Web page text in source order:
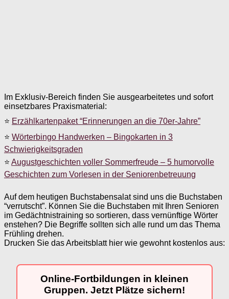
Im Exklusiv-Bereich finden Sie ausgearbeitetes und sofort
einsetzbares Praxismaterial:
⭐ Erzählkartenpaket “Erinnerungen an die 70er-Jahre”
⭐ Wörterbingo Handwerken – Bingokarten in 3
Schwierigkeitsgraden
⭐ Augustgeschichten voller Sommerfreude – 5 humorvolle
Geschichten zum Vorlesen in der Seniorenbetreuung
Auf dem heutigen Buchstabensalat sind uns die Buchstaben
“verrutscht”. Können Sie die Buchstaben mit Ihren Senioren
im Gedächtnistraining so sortieren, dass vernünftige Wörter
enstehen? Die Begriffe sollten sich alle rund um das Thema
Frühling drehen.
Drucken Sie das Arbeitsblatt hier wie gewohnt kostenlos aus:
Online-Fortbildungen in kleinen
Gruppen. Jetzt Plätze sichern!